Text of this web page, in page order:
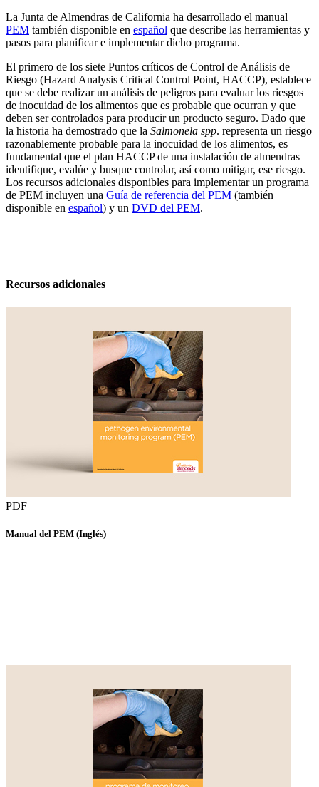
La Junta de Almendras de California ha desarrollado el manual
PEM también disponible en español que describe las herramientas y
pasos para planificar e implementar dicho programa.
El primero de los siete Puntos críticos de Control de Análisis de
Riesgo (Hazard Analysis Critical Control Point, HACCP), establece
que se debe realizar un análisis de peligros para evaluar los riesgos
de inocuidad de los alimentos que es probable que ocurran y que
deben ser controlados para producir un producto seguro. Dado que
la historia ha demostrado que la Salmonela spp. representa un riesgo
razonablemente probable para la inocuidad de los alimentos, es
fundamental que el plan HACCP de una instalación de almendras
identifique, evalúe y busque controlar, así como mitigar, ese riesgo.
Los recursos adicionales disponibles para implementar un programa
de PEM incluyen una Guía de referencia del PEM (también
disponible en español) y un DVD del PEM.
Recursos adicionales
PDF
Manual del PEM (Inglés)